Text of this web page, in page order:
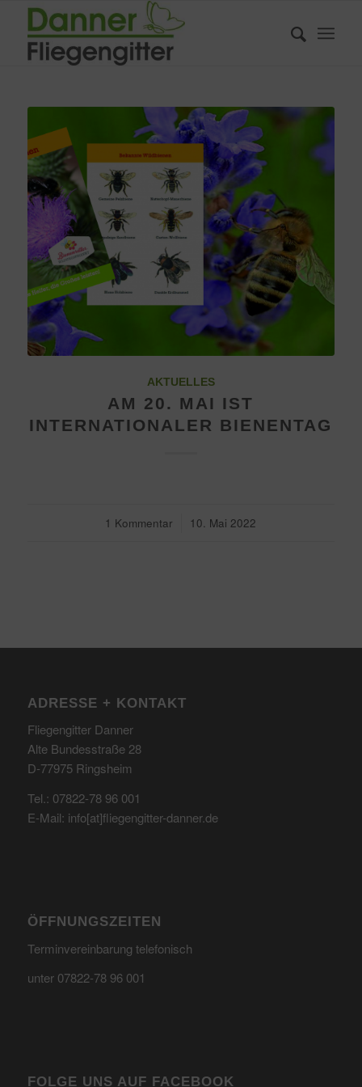
AKTUELLES
AM 20. MAI IST
INTERNATIONALER BIENENTAG
1 Kommentar
/ 10. Mai 2022
ADRESSE + KONTAKT
Fliegengitter Danner
Alte Bundesstraße 28
D-77975 Ringsheim
Tel.: 07822-78 96 001
E-Mail: info[at]fliegengitter-danner.de
ÖFFNUNGSZEITEN
Terminvereinbarung telefonisch
unter 07822-78 96 001
FOLGE UNS AUF FACEBOOK